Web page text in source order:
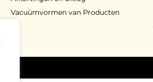
Vacuümvormen van Producten